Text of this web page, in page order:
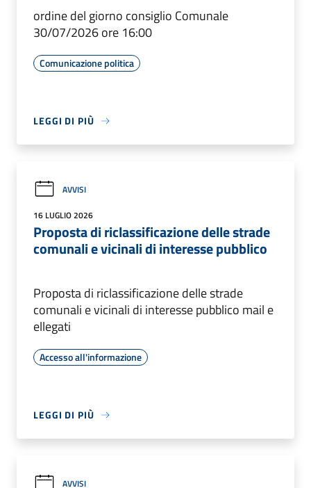
ordine del giorno consiglio Comunale
30/07/2026 ore 16:00
Comunicazione politica
LEGGI DI PIÙ
AVVISI
16 LUGLIO 2026
Proposta di riclassificazione delle strade
comunali e vicinali di interesse pubblico
Proposta di riclassificazione delle strade
comunali e vicinali di interesse pubblico mail e
ellegati
Accesso all'informazione
LEGGI DI PIÙ
AVVISI